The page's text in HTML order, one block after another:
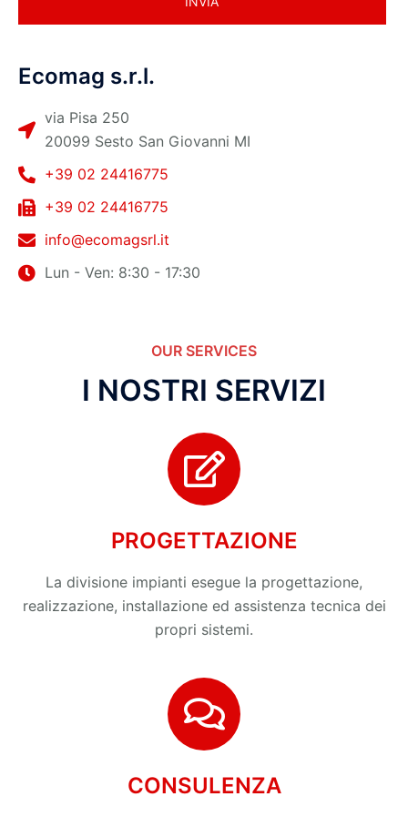
Ecomag s.r.l.
via Pisa 250
20099 Sesto San Giovanni MI
+39 02 24416775
+39 02 24416775
info@ecomagsrl.it
Lun - Ven: 8:30 - 17:30
OUR SERVICES
I NOSTRI SERVIZI
PROGETTAZIONE
La divisione impianti esegue la progettazione,
realizzazione, installazione ed assistenza tecnica dei
propri sistemi.
CONSULENZA